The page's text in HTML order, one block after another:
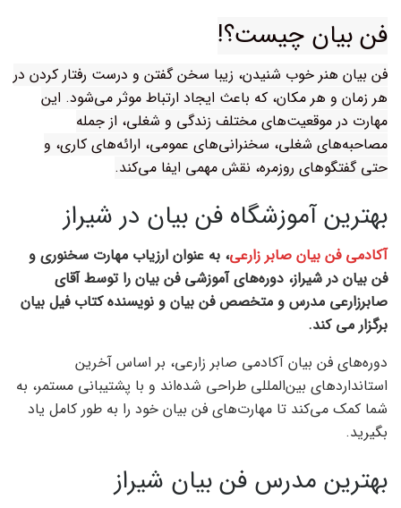
فن بیان چیست؟!
فن بیان هنر خوب شنیدن، زیبا سخن گفتن و درست رفتار کردن در
هر زمان و هر مکان، که باعث ایجاد ارتباط موثر می‌شود. این
مهارت در موقعیت‌های مختلف زندگی و شغلی، از جمله
مصاحبه‌های شغلی، سخنرانی‌های عمومی، ارائه‌های کاری، و
حتی گفتگوهای روزمره، نقش مهمی ایفا می‌کند.
بهترین آموزشگاه فن بیان در شیراز
آکادمی فن بیان صابر زارعی، به عنوان ارزیاب مهارت سخنوری و
فن بیان در شیراز، دوره‌های آموزشی فن بیان را توسط آقای
صابرزارعی مدرس و متخصص فن بیان و نویسنده کتاب فیل بیان
برگزار می کند.
دوره‌های فن بیان آکادمی صابر زارعی، بر اساس آخرین
استانداردهای بین‌المللی طراحی شده‌اند و با پشتیبانی مستمر، به
شما کمک می‌کند تا مهارت‌های فن بیان خود را به طور کامل یاد
بگیرید.
بهترین مدرس فن بیان شیراز